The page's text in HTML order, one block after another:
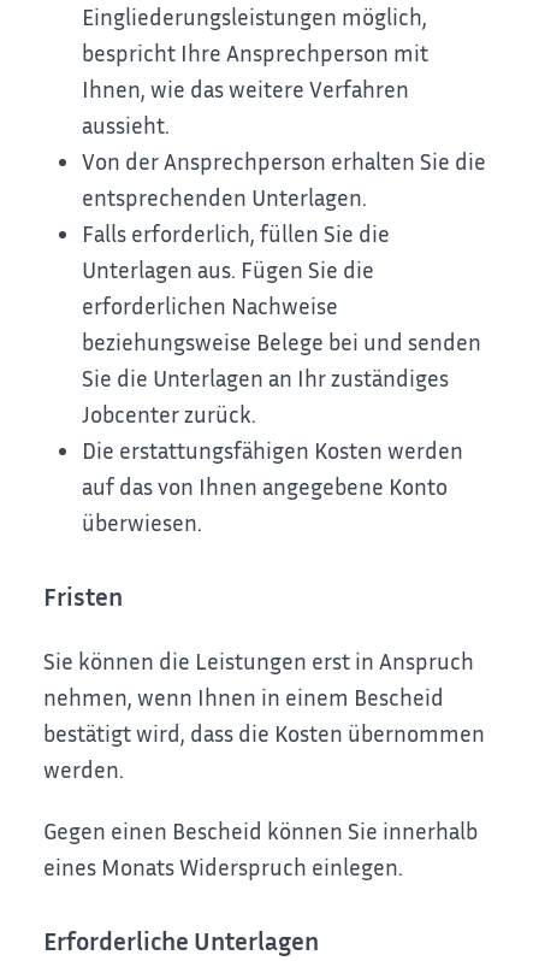
Eingliederungsleistungen möglich,
bespricht Ihre Ansprechperson mit
Ihnen, wie das weitere Verfahren
aussieht.
Von der Ansprechperson erhalten Sie die
entsprechenden Unterlagen.
Falls erforderlich, füllen Sie die
Unterlagen aus. Fügen Sie die
erforderlichen Nachweise
beziehungsweise Belege bei und senden
Sie die Unterlagen an Ihr zuständiges
Jobcenter zurück.
Die erstattungsfähigen Kosten werden
auf das von Ihnen angegebene Konto
überwiesen.
Fristen
Sie können die Leistungen erst in Anspruch
nehmen, wenn Ihnen in einem Bescheid
bestätigt wird, dass die Kosten übernommen
werden.
Gegen einen Bescheid können Sie innerhalb
eines Monats Widerspruch einlegen.
Erforderliche Unterlagen